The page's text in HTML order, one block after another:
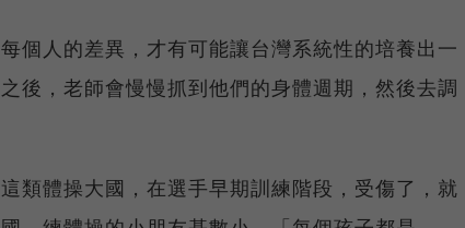
個人的差異，才有可能讓台灣系統性的培養出一
後，老師會慢慢抓到他們的身體週期，然後去調
類體操大國，在選手早期訓練階段，受傷了，就